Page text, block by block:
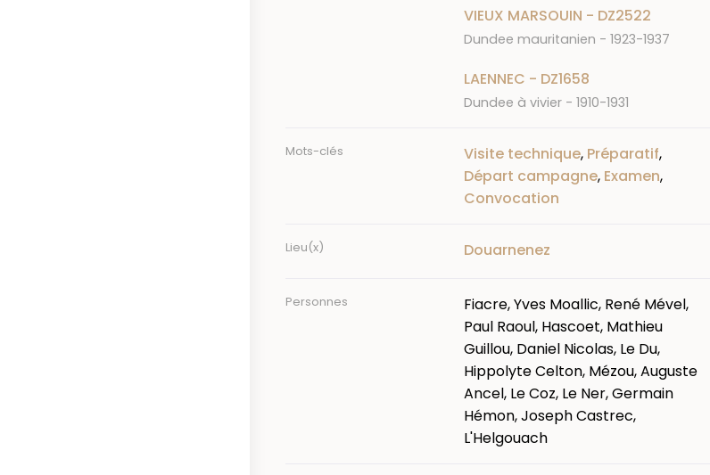
VIEUX MARSOUIN - DZ2522
Dundee mauritanien - 1923-1937
LAENNEC - DZ1658
Dundee à vivier - 1910-1931
Mots-clés Visite technique, Préparatif,
Départ campagne, Examen,
Convocation
Lieu(x) Douarnenez
Personnes
Fiacre, Yves Moallic, René Mével,
Paul Raoul, Hascoet, Mathieu
Guillou, Daniel Nicolas, Le Du,
Hippolyte Celton, Mézou, Auguste
Ancel, Le Coz, Le Ner, Germain
Hémon, Joseph Castrec,
L'Helgouach